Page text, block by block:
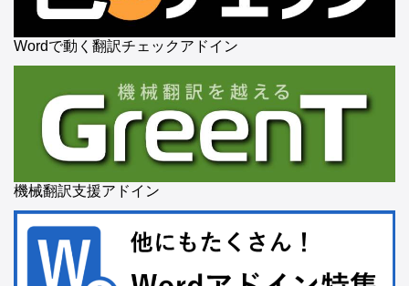
Wordで動く翻訳チェックアドイン
機械翻訳支援アドイン